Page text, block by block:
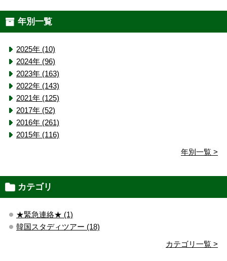
年別一覧
2025年 (10)
2024年 (96)
2023年 (163)
2022年 (143)
2021年 (125)
2017年 (52)
2016年 (261)
2015年 (116)
年別一覧 >
カテゴリ
★緊急連絡★ (1)
韓国スタディツアー (18)
カテゴリ一覧 >